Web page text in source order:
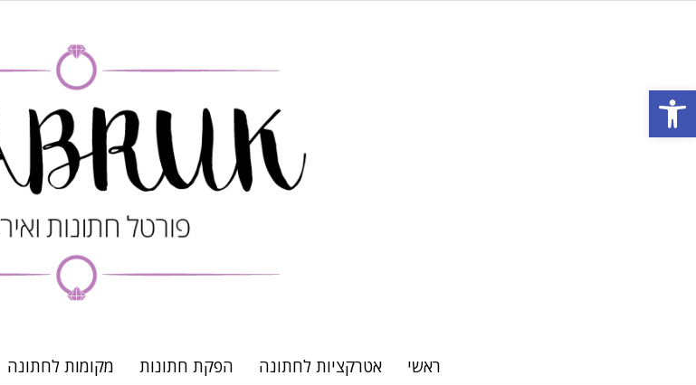
Open toolbar
ראשי אטרקציות לחתונה הפקת חתונות מקומות לחתונה